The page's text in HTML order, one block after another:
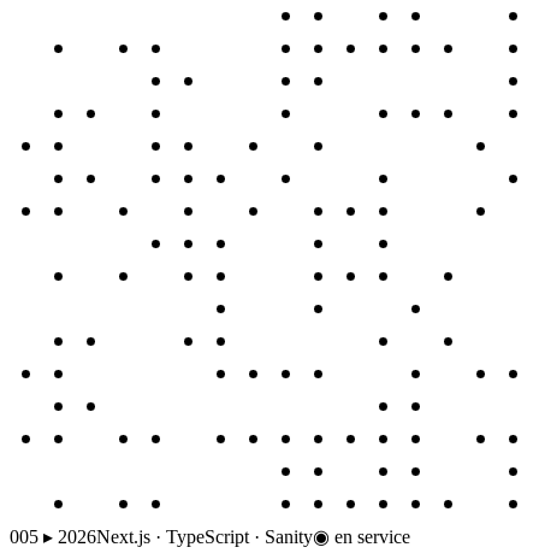
005 ▸ 2026Next.js · TypeScript · Sanity◉ en service